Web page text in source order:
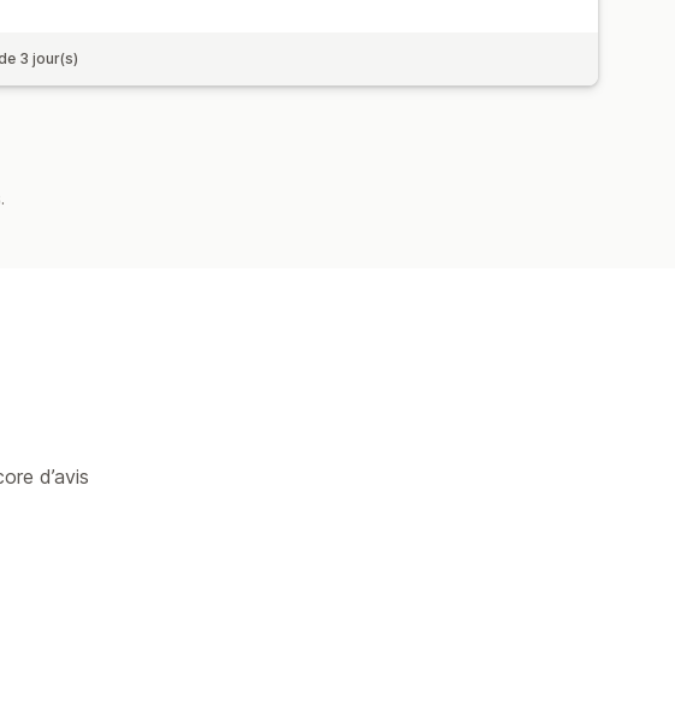
3 jour(s)
d’avis